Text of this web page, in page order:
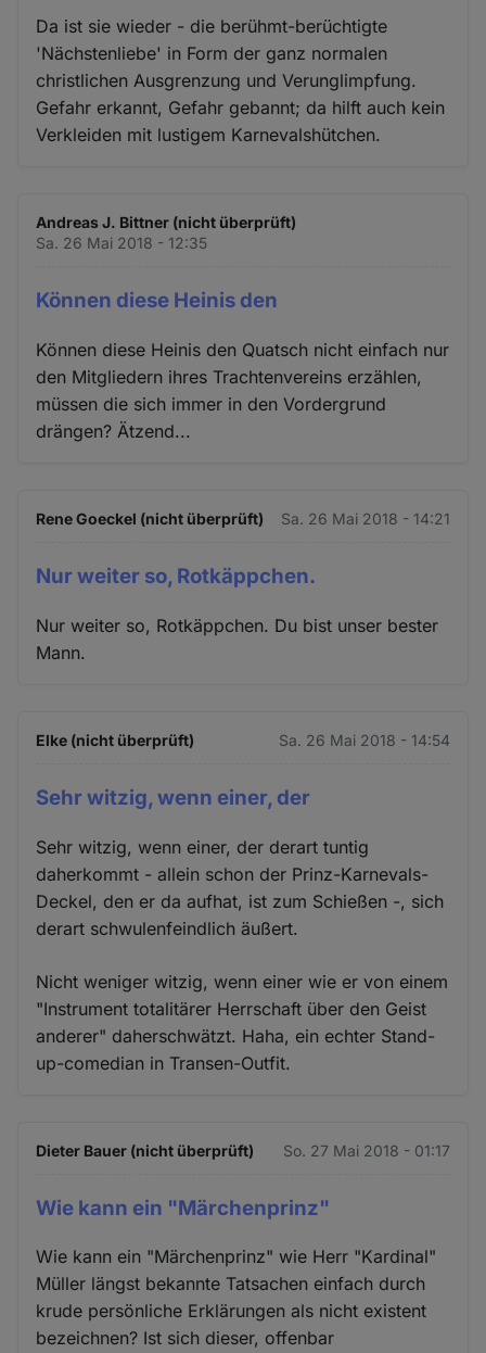
Da ist sie wieder - die berühmt-berüchtigte
'Nächstenliebe' in Form der ganz normalen
christlichen Ausgrenzung und Verunglimpfung.
Gefahr erkannt, Gefahr gebannt; da hilft auch kein
Verkleiden mit lustigem Karnevalshütchen.
Andreas J. Bittner (nicht überprüft)
Sa. 26 Mai 2018 - 12:35
Können diese Heinis den
Können diese Heinis den Quatsch nicht einfach nur
den Mitgliedern ihres Trachtenvereins erzählen,
müssen die sich immer in den Vordergrund
drängen? Ätzend...
Rene Goeckel (nicht überprüft) Sa. 26 Mai 2018 - 14:21
Nur weiter so, Rotkäppchen.
Nur weiter so, Rotkäppchen. Du bist unser bester
Mann.
Elke (nicht überprüft) Sa. 26 Mai 2018 - 14:54
Sehr witzig, wenn einer, der
Sehr witzig, wenn einer, der derart tuntig
daherkommt - allein schon der Prinz-Karnevals-
Deckel, den er da aufhat, ist zum Schießen -, sich
derart schwulenfeindlich äußert.
Nicht weniger witzig, wenn einer wie er von einem
"Instrument totalitärer Herrschaft über den Geist
anderer" daherschwätzt. Haha, ein echter Stand-
up-comedian in Transen-Outfit.
Dieter Bauer (nicht überprüft) So. 27 Mai 2018 - 01:17
Wie kann ein "Märchenprinz"
Wie kann ein "Märchenprinz" wie Herr "Kardinal"
Müller längst bekannte Tatsachen einfach durch
krude persönliche Erklärungen als nicht existent
bezeichnen? Ist sich dieser, offenbar